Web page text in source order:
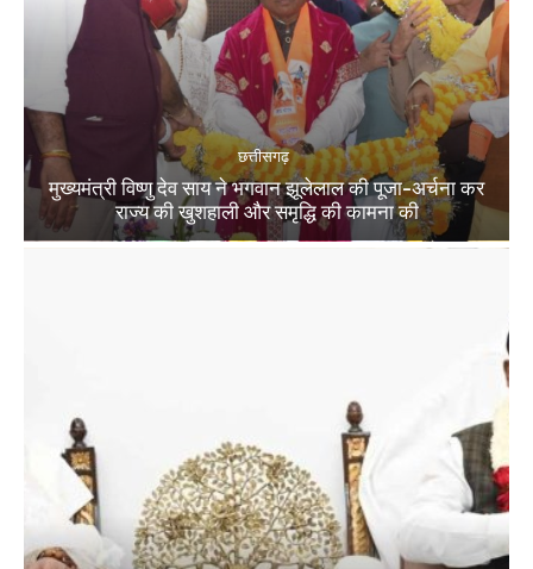
छत्तीसगढ़
मुख्यमंत्री विष्णु देव साय ने भगवान झूलेलाल की पूजा-अर्चना कर
राज्य की खुशहाली और समृद्धि की कामना की